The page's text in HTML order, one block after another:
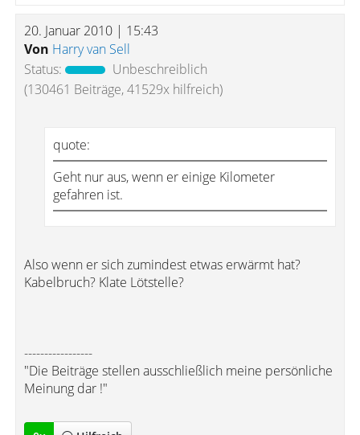
20. Januar 2010 | 15:43
Von Harry van Sell
Status:
Unbeschreiblich
(130461 Beiträge, 41529x hilfreich)
quote:
Geht nur aus, wenn er einige Kilometer
gefahren ist.
Also wenn er sich zumindest etwas erwärmt hat?
Kabelbruch? Klate Lötstelle?
-----------------
"Die Beiträge stellen ausschließlich meine persönliche
Meinung dar !"